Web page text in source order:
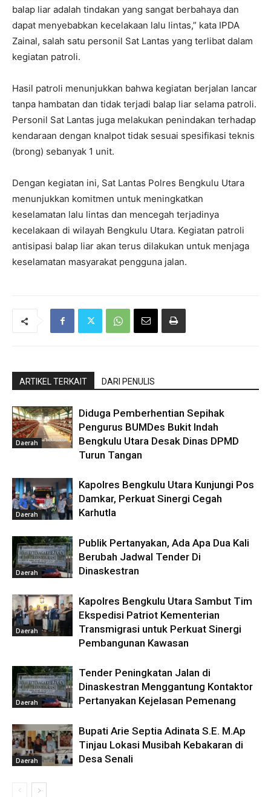
balap liar adalah tindakan yang sangat berbahaya dan
dapat menyebabkan kecelakaan lalu lintas,” kata IPDA
Zainal, salah satu personil Sat Lantas yang terlibat dalam
kegiatan patroli.
Hasil patroli menunjukkan bahwa kegiatan berjalan lancar
tanpa hambatan dan tidak terjadi balap liar selama patroli.
Personil Sat Lantas juga melakukan penindakan terhadap
kendaraan dengan knalpot tidak sesuai spesifikasi teknis
(brong) sebanyak 1 unit.
Dengan kegiatan ini, Sat Lantas Polres Bengkulu Utara
menunjukkan komitmen untuk meningkatkan
keselamatan lalu lintas dan mencegah terjadinya
kecelakaan di wilayah Bengkulu Utara. Kegiatan patroli
antisipasi balap liar akan terus dilakukan untuk menjaga
keselamatan masyarakat pengguna jalan.
ARTIKEL TERKAIT DARI PENULIS
Daerah
Diduga Pemberhentian Sepihak
Pengurus BUMDes Bukit Indah
Bengkulu Utara Desak Dinas DPMD
Turun Tangan
Daerah
Kapolres Bengkulu Utara Kunjungi Pos
Damkar, Perkuat Sinergi Cegah
Karhutla
Daerah
Publik Pertanyakan, Ada Apa Dua Kali
Berubah Jadwal Tender Di
Dinaskestran
Daerah
Kapolres Bengkulu Utara Sambut Tim
Ekspedisi Patriot Kementerian
Transmigrasi untuk Perkuat Sinergi
Pembangunan Kawasan
Daerah
Tender Peningkatan Jalan di
Dinaskestran Menggantung Kontaktor
Pertanyakan Kejelasan Pemenang
Daerah
Bupati Arie Septia Adinata S.E. M.Ap
Tinjau Lokasi Musibah Kebakaran di
Desa Senali